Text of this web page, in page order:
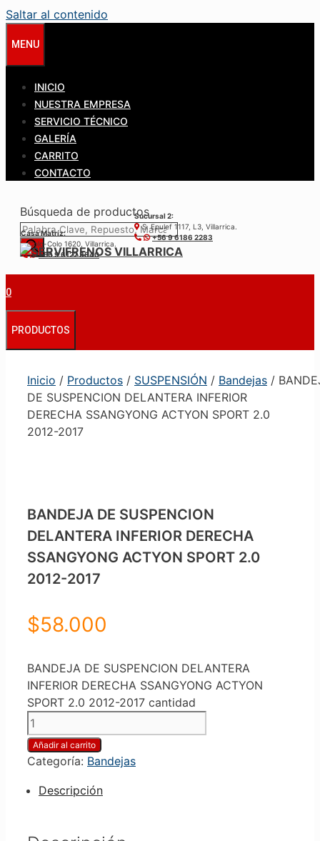
Saltar al contenido
MENU
INICIO
NUESTRA EMPRESA
SERVICIO TÉCNICO
GALERÍA
CARRITO
CONTACTO
Búsqueda de productos
Casa Matríz:
Colo-Colo 1620, Villarrica.
+56 9 6122 3840
Sucursal 2:
S. Epulef 1117, L3, Villarrica.
+56 9 6186 2283
0
PRODUCTOS
Inicio / Productos / SUSPENSIÓN / Bandejas /
DE SUSPENCION DELANTERA INFERIOR
DERECHA SSANGYONG ACTYON SPORT 2.0
2012-2017
BANDEJA DE SUSPENCION
DELANTERA INFERIOR DERECHA
SSANGYONG ACTYON SPORT 2.0
2012-2017
$58.000
BANDEJA DE SUSPENCION DELANTERA
INFERIOR DERECHA SSANGYONG ACTYON
SPORT 2.0 2012-2017 cantidad
Añadir al carrito
Categoría: Bandejas
Descripción